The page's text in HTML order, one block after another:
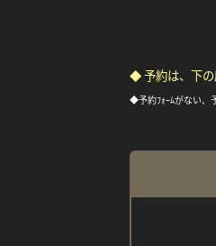
◆ 予約は、下
◆予約ﾌｫｰﾑがない、